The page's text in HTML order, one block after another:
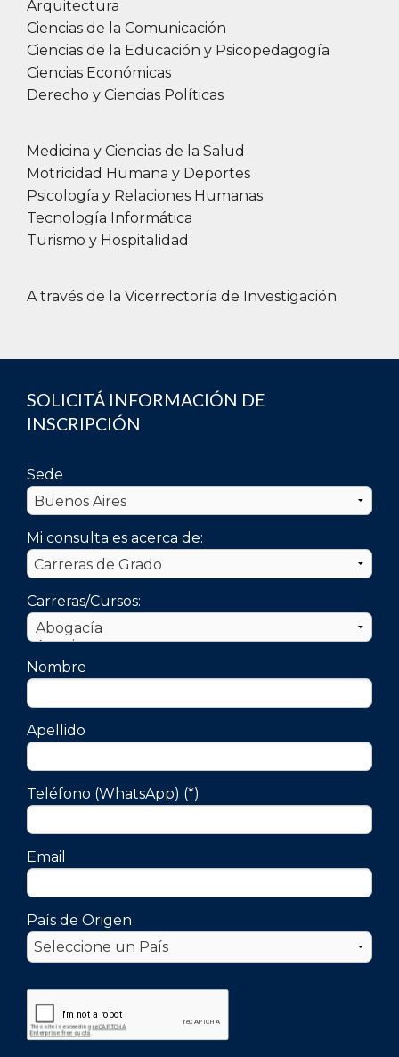
Arquitectura
Ciencias de la Comunicación
Ciencias de la Educación y Psicopedagogía
Ciencias Económicas
Derecho y Ciencias Políticas
Medicina y Ciencias de la Salud
Motricidad Humana y Deportes
Psicología y Relaciones Humanas
Tecnología Informática
Turismo y Hospitalidad
A través de la Vicerrectoría de Investigación
SOLICITÁ INFORMACIÓN DE
INSCRIPCIÓN
Sede
Mi consulta es acerca de:
Carreras/Cursos:
Nombre
Apellido
Teléfono (WhatsApp) (*)
Email
País de Origen